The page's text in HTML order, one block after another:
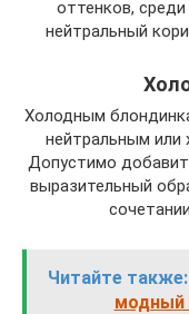
оттенков,
нейтральный
Холодным
нейтральным
Допустимо
выразительный
Читайте также:
модный